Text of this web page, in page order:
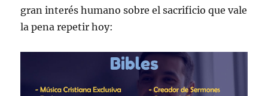
gran interés humano sobre el sacrificio que vale
la pena repetir hoy: